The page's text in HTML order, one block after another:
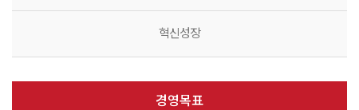
혁신성장
경영목표